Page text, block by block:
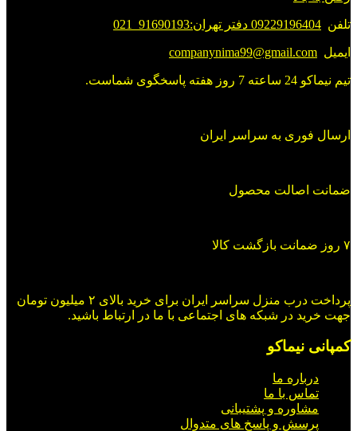
تلفن 09229196404 دفتر تهران:91690193_021
ایمیل companynima99@gmail.com
تیم نیماکو 24 ساعته 7 روز هفته پاسخگوی شماست.
ارسال فوری به سراسر ایران
ضمانت اصالت محصول
۷ روز ضمانت بازگشت کالا
پرداخت درب منزل سراسر ایران برای خرید بالای ۲ میلیون تومان
جهت خرید در شبکه های اجتماعی با ما در ارتباط باشید.
کمپانی نیماکو
درباره ما
تماس با ما
مشاوره و پشتیبانی
پرسش و پاسخ های متدوال